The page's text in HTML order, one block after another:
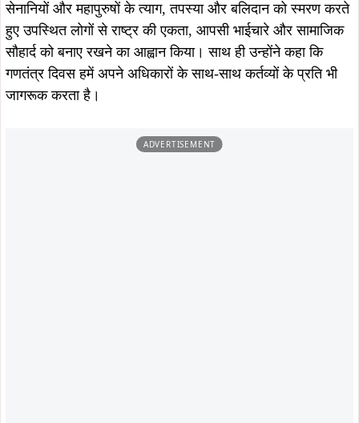
सेनानियों और महापुरुषों के त्याग, तपस्या और बलिदान को स्मरण करते
हुए उपस्थित लोगों से राष्ट्र की एकता, आपसी भाईचारे और सामाजिक
सौहार्द को बनाए रखने का आह्वान किया। साथ ही उन्होंने कहा कि
गणतंत्र दिवस हमें अपने अधिकारों के साथ-साथ कर्तव्यों के प्रति भी
जागरूक करता है।
ADVERTISEMENT